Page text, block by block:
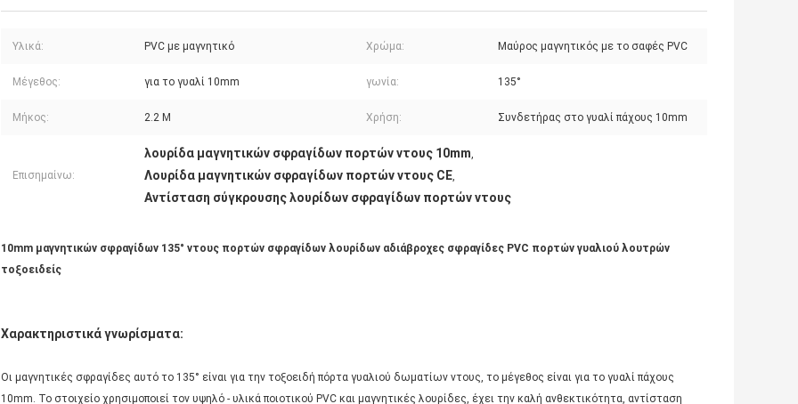
Υλικά: PVC με μαγνητικό Χρώμα: Μαύρος μαγνητικός με το σαφές PVC
Μέγεθος: για το γυαλί 10mm γωνία: 135°
Μήκος: 2.2 Μ Χρήση: Συνδετήρας στο γυαλί πάχους 10mm
Επισημαίνω:
λουρίδα μαγνητικών σφραγίδων πορτών ντους 10mm,
Λουρίδα μαγνητικών σφραγίδων πορτών ντους CE,
Αντίσταση σύγκρουσης λουρίδων σφραγίδων πορτών ντους
10mm μαγνητικών σφραγίδων 135° ντους πορτών σφραγίδων λουρίδων αδιάβροχες σφραγίδες PVC πορτών γυαλιού λουτρών
τοξοειδείς
Χαρακτηριστικά γνωρίσματα:
Οι μαγνητικές σφραγίδες αυτό το 135° είναι για την τοξοειδή πόρτα γυαλιού δωματίων ντους, το μέγεθος είναι για το γυαλί πάχους
10mm. Το στοιχείο χρησιμοποιεί τον υψηλό - υλικά ποιοτικού PVC και μαγνητικές λουρίδες, έχει την καλή ανθεκτικότητα, αντίσταση